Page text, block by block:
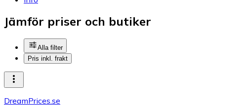
Jämför priser och butiker
Alla filter
Pris inkl. frakt
DreamPrices.se